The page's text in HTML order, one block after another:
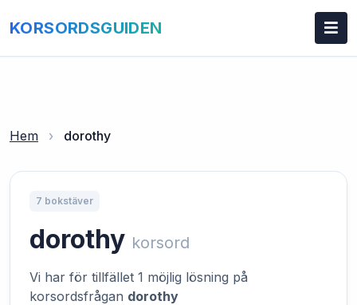
KORSORDSGUIDEN
Hem › dorothy
7 bokstäver
dorothy korsord
Vi har för tillfället 1 möjlig lösning på
korsordsfrågan dorothy